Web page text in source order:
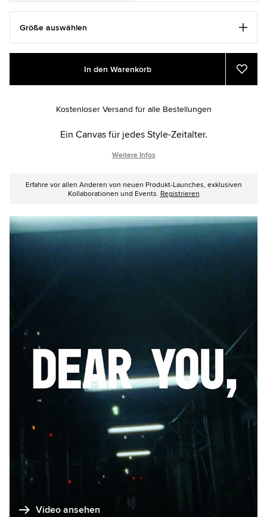
Größe auswählen
Add
cart
Product
In den Warenkorb
Zu
Kostenloser Versand für alle Bestellungen
Ein Canvas für jedes Style-Zeitalter.
Weitere Infos
Erfahre vor allen Anderen von neuen Produkt-Launches, exklusiven
Kollaborationen und Events. Registrieren
Video ansehen